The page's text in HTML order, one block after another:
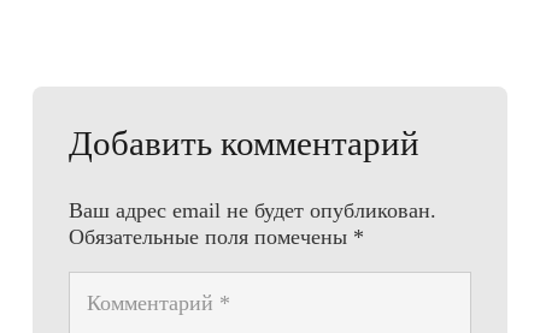
Добавить комментарий
Ваш адрес email не будет опубликован.
Обязательные поля помечены *